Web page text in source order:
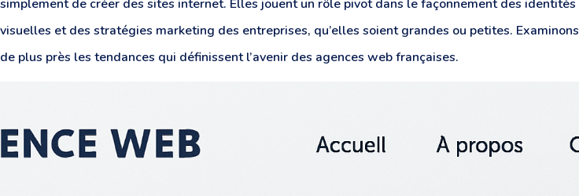
simplement de créer des sites internet. Elles jouent un rôle pivot dans le façonnement des identités
visuelles et des stratégies marketing des entreprises, qu’elles soient grandes ou petites. Examinons
de plus près les tendances qui définissent l’avenir des agences web françaises.